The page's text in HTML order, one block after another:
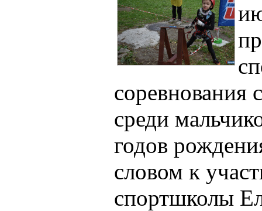
соревнования
среди
годов
словом к
спортшколы